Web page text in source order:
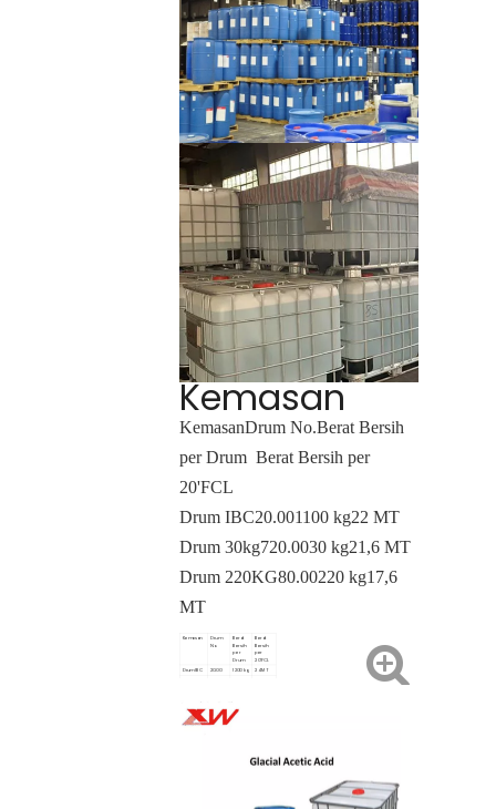
Kemasan
KemasanDrum No.Berat Bersih
per Drum Berat Bersih per
20'FCL
Drum IBC20.001100 kg22 MT
Drum 30kg720.0030 kg21,6 MT
Drum 220KG80.00220 kg17,6
MT
Kemasan
Drum
No.
Berat
Bersih
per
Drum
Berat
Bersih
per
20'FCL
Drum IBC
20.00 1200 kg
24 MT